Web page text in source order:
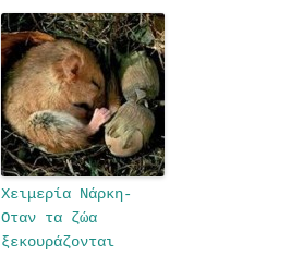
Χειμερία Νάρκη-
Οταν τα ζώα
ξεκουράζονται